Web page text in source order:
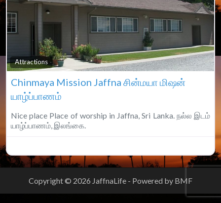
Attractions
Chinmaya Mission Jaffna சின்மயா மிஷன்
யாழ்ப்பாணம்
Nice place Place of worship in Jaffna, Sri Lanka. நல்ல இடம்
யாழ்ப்பாணம், இலங்கை.
Copyright © 2026 JaffnaLife - Powered by BMF